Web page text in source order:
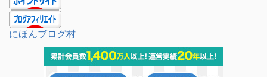
にほんブログ村